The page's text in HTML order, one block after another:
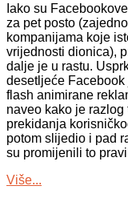
Iako su
za pet posto
kompanijama koje
vrijednosti dionica),
dalje je u rastu.
desetljeće
flash animirane
naveo kako je razlog
prekidanja
potom slijedio i pad
su promijenili to
Više...